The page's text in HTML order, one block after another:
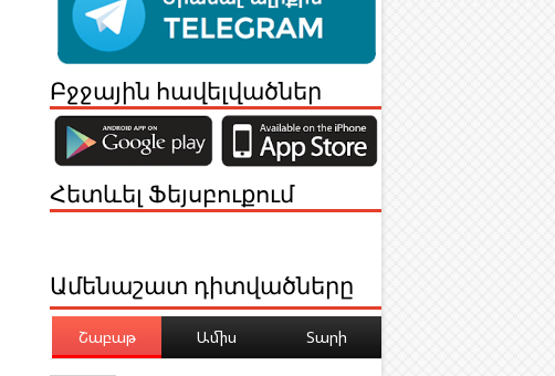
Բջջային հավելվածներ
Հետևել Ֆեյսբուքում
Ամենաշատ դիտվածները
Շաբաթ Ամիս Տարի